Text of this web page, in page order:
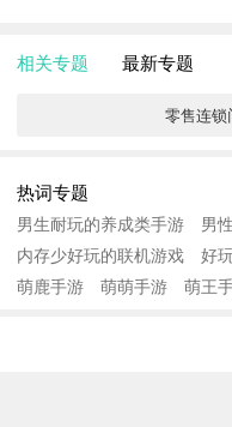
相关专题 最新专题
零售连
热词专题
男生耐玩的养成类手游 男
内存少好玩的联机游戏
好
萌鹿手游
萌萌手游 萌王